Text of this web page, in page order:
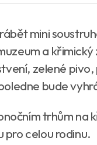
mini
a
zelené
bude
trhům na
pro celou rodinu.